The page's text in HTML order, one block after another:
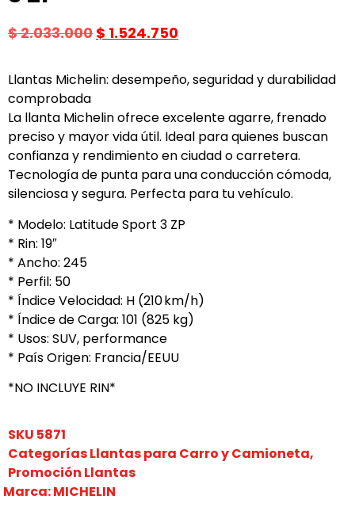
$2.033.000 $ 1.524.750
Llantas Michelin: desempeño, seguridad y durabilidad
comprobada
La llanta Michelin ofrece excelente agarre, frenado
preciso y mayor vida útil. Ideal para quienes buscan
confianza y rendimiento en ciudad o carretera.
Tecnología de punta para una conducción cómoda,
silenciosa y segura. Perfecta para tu vehículo.
* Modelo: Latitude Sport 3 ZP
* Rin: 19″
* Ancho: 245
* Perfil: 50
* Índice Velocidad: H (210 km/h)
* Índice de Carga: 101 (825 kg)
* Usos: SUV, performance
* País Origen: Francia/EEUU
*NO INCLUYE RIN*
SKU 5871
CategoríasLlantas para Carro y Camioneta,
Promoción Llantas
Marca:MICHELIN